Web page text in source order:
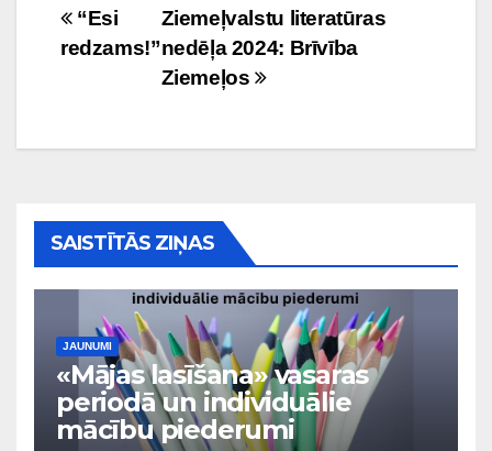
Ziņu
izvēlne
Ziemeļvalstu literatūras
nedēļa 2024: Brīvība
Ziemeļos
“Esi
redzams!”
SAISTĪTĀS ZIŅAS
JAUNUMI
«Mājas lasīšana» vasaras
periodā un individuālie
mācību piederumi